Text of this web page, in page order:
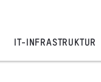
IT-INFRASTRUKTUR